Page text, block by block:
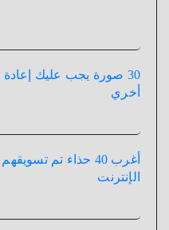
30 صورة يجب عليك
أخري
أغرب 40 حذاء تم
الإنترنت